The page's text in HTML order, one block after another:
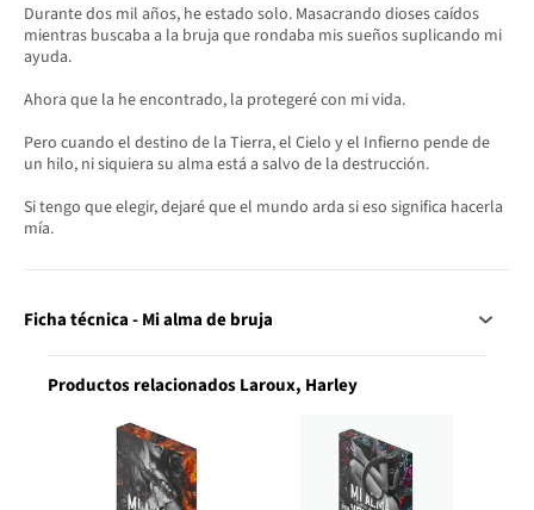
Durante dos mil años, he estado solo. Masacrando dioses caídos
mientras buscaba a la bruja que rondaba mis sueños suplicando mi
ayuda.
Ahora que la he encontrado, la protegeré con mi vida.
Pero cuando el destino de la Tierra, el Cielo y el Infierno pende de
un hilo, ni siquiera su alma está a salvo de la destrucción.
Si tengo que elegir, dejaré que el mundo arda si eso significa hacerla
mía.
Ficha técnica - Mi alma de bruja
Productos relacionados Laroux, Harley